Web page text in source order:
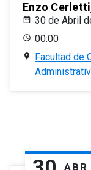
Enzo
30 de Abril
00:00
Facultad de
ABR